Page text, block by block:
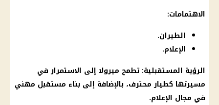
الاهتمامات:
الطيران.
الإعلام.
الرؤية المستقبلية: تطمح ميرولا إلى الاستمرار في
مسيرتها كطيار محترف، بالإضافة إلى بناء مستقبل مهني
في مجال الإعلام.